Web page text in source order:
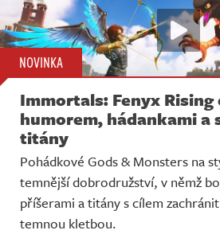
NOVINKA
Immortals: Fenyx Rising
humorem, hádankami a
titány
Pohádkové Gods & Monsters na
temnější dobrodružství, v němž
příšerami a titány s cílem
temnou kletbou.